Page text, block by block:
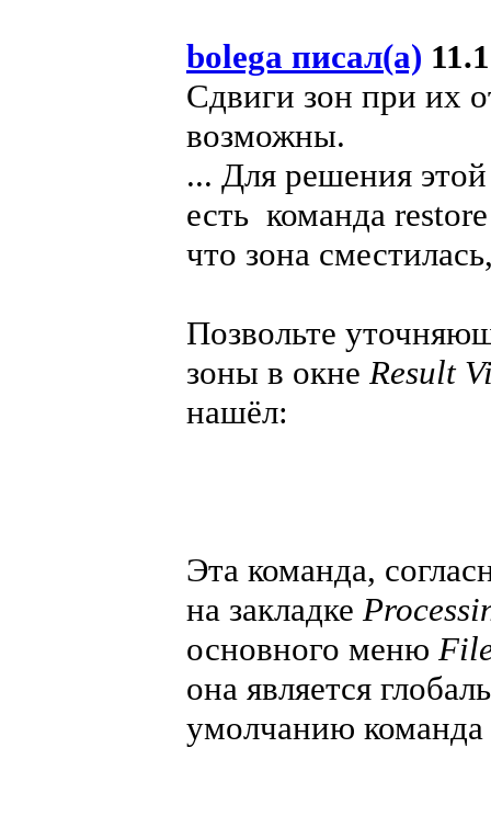
bolega писал(а)
Сдвиги зон при их
возможны.
... Для решения
есть команда
что зона
Позвольте
зоны в окне Result
нашёл:
Эта команда,
на закладке
основного меню
она является
умолчанию